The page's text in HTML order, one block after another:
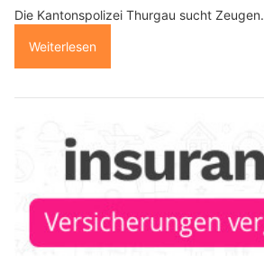
Die Kantonspolizei Thurgau sucht Zeugen.
Weiterlesen